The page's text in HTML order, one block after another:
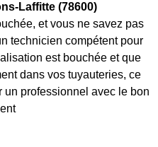
Laffitte (78600)
et vous ne savez pas
technicien compétent pour
est bouchée et que
dans vos tuyauteries, ce
un professionnel avec le bon